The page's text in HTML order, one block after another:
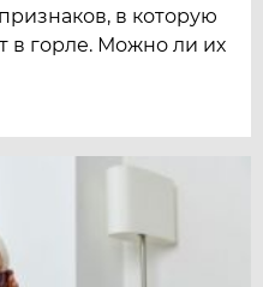
в которую
в горле. Можно ли их